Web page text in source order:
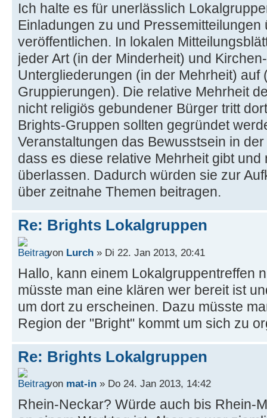
Ich halte es für unerlässlich
Einladungen zu und
veröffentlichen. In lokalen
jeder Art (in der Minderheit) und
Untergliederungen (in der Mehrheit) auf
Gruppierungen). Die relative Mehrheit
nicht religiös gebundener Bürger tritt
Brights-Gruppen sollten gegründet
Veranstaltungen das Bewusstsein in
dass es diese relative Mehrheit gibt
überlassen. Dadurch würden sie zur
über zeitnahe Themen beitragen.
Re: Brights Lokalgruppen
von Lurch » Di 22. Jan 2013, 20:41
Hallo, kann einem Lokalgruppentreffen
müsste man eine klären wer bereit ist
um dort zu erscheinen. Dazu müsste
Region der "Bright" kommt um sich zu
Re: Brights Lokalgruppen
von mat-in » Do 24. Jan 2013, 14:42
Rhein-Neckar? Würde auch bis Rhein-